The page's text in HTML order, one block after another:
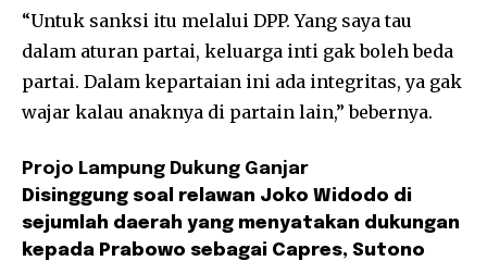
“Untuk sanksi itu melalui DPP. Yang saya tau
dalam aturan partai, keluarga inti gak boleh beda
partai. Dalam kepartaian ini ada integritas, ya gak
wajar kalau anaknya di partain lain,” bebernya.
Projo Lampung Dukung Ganjar
Disinggung soal relawan Joko Widodo di
sejumlah daerah yang menyatakan dukungan
kepada Prabowo sebagai Capres, Sutono